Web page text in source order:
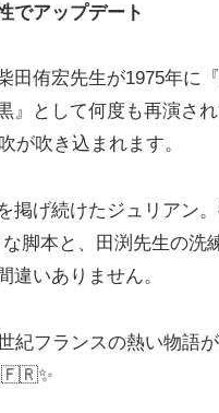
でアップデート
田侑宏先生が1975年に
』として何度も再演さ
が吹き込まれます。
掲げ続けたジュリアン
脚本と、田渕先生の洗
違いありません。
紀フランスの熱い物語
🇫🇷✨